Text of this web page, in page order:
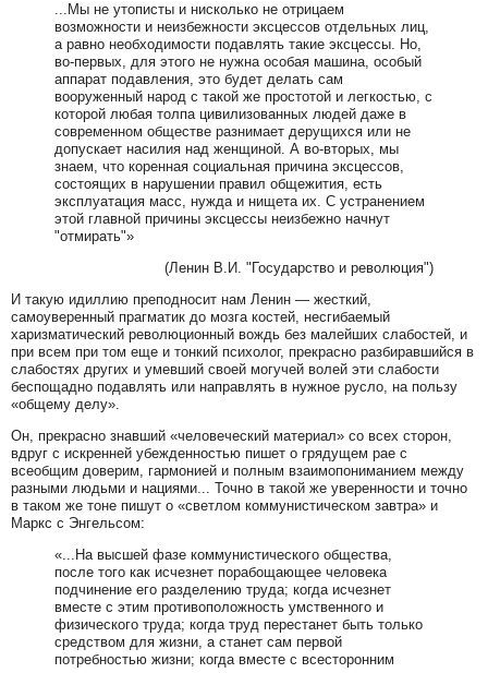
...Мы не утописты и нисколько не отрицаем
возможности и неизбежности эксцессов отдельных лиц,
а равно необходимости подавлять такие эксцессы. Но,
во-первых, для этого не нужна особая машина, особый
аппарат подавления, это будет делать сам
вооруженный народ с такой же простотой и легкостью, с
которой любая толпа цивилизованных людей даже в
современном обществе разнимает дерущихся или не
допускает насилия над женщиной. А во-вторых, мы
знаем, что коренная социальная причина эксцессов,
состоящих в нарушении правил общежития, есть
эксплуатация масс, нужда и нищета их. С устранением
этой главной причины эксцессы неизбежно начнут
"отмирать"»
(Ленин В.И. "Государство и революция")
И такую идиллию преподносит нам Ленин — жесткий,
самоуверенный прагматик до мозга костей, несгибаемый
харизматический революционный вождь без малейших слабостей, и
при всем при том еще и тонкий психолог, прекрасно разбиравшийся в
слабостях других и умевший своей могучей волей эти слабости
беспощадно подавлять или направлять в нужное русло, на пользу
«общему делу».
Он, прекрасно знавший «человеческий материал» со всех сторон,
вдруг с искренней убежденностью пишет о грядущем рае с
всеобщим доверим, гармонией и полным взаимопониманием между
разными людьми и нациями... Точно в такой же уверенности и точно
в таком же тоне пишут о «светлом коммунистическом завтра» и
Маркс с Энгельсом:
«...На высшей фазе коммунистического общества,
после того как исчезнет порабощающее человека
подчинение его разделению труда; когда исчезнет
вместе с этим противоположность умственного и
физического труда; когда труд перестанет быть только
средством для жизни, а станет сам первой
потребностью жизни; когда вместе с всесторонним